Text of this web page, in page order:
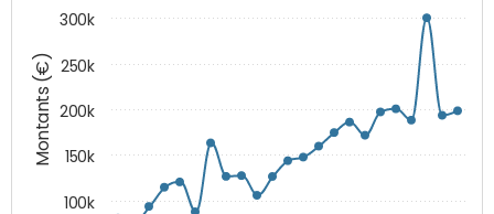
Montants (€)
100k
150k
200k
250k
300k